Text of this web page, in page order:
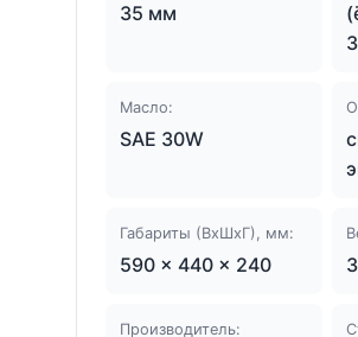
35 мм
Масло:
SAE 30W
Габариты (ВхШхГ), мм:
590 × 440 × 240
Производитель: